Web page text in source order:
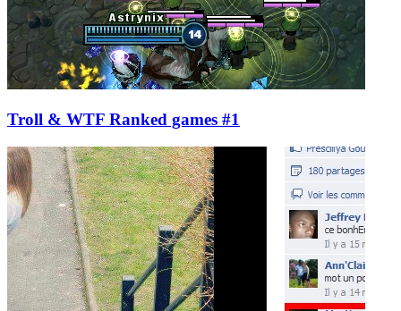
Troll & WTF Ranked games #1